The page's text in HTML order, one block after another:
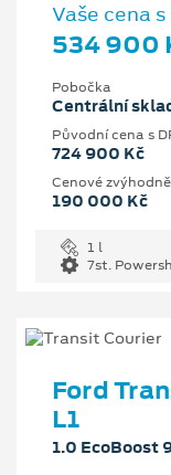
Vaše cena s
534 900
Pobočka
Centrální
Původní cena s
724 900 Kč
Cenové
190 000 Kč
1 l
7st.
Ford
L1
1.0 EcoBoost